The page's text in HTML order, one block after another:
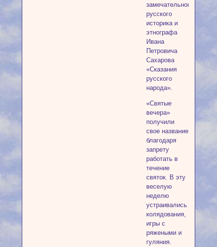
замечательного
русского
историка и
этнографа
Ивана
Петровича
Сахарова
«Сказания
русского
народа».
«Святые
вечера»
получили
свое название
благодаря
запрету
работать в
течение
святок. В эту
веселую
неделю
устраивались
колядования,
игры с
ряжеными и
гуляния.